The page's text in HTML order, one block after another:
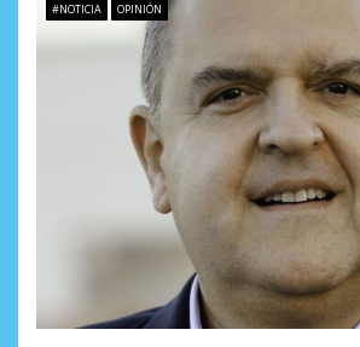
e
a
#NOTICIA OPINIÓN